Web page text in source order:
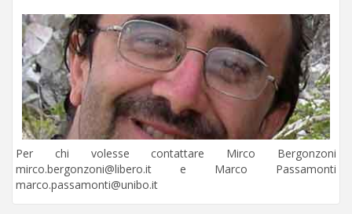
Per chi volesse contattare Mirco Bergonzoni
mirco.bergonzoni@libero.it e Marco Passamonti
marco.passamonti@unibo.it